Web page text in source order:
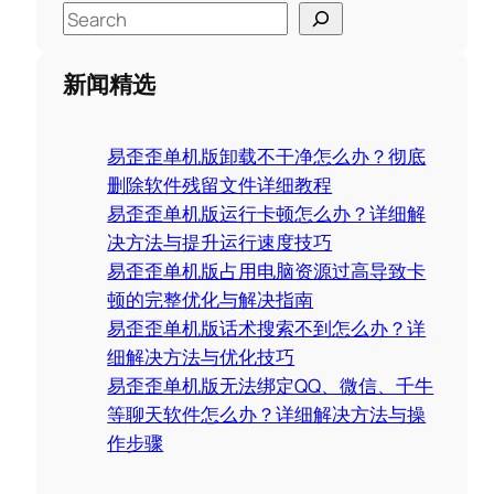
S
e
a
r
新闻精选
易歪歪单机版卸载不干净怎么办？彻底
删除软件残留文件详细教程
易歪歪单机版运行卡顿怎么办？详细解
决方法与提升运行速度技巧
易歪歪单机版占用电脑资源过高导致卡
顿的完整优化与解决指南
易歪歪单机版话术搜索不到怎么办？详
细解决方法与优化技巧
易歪歪单机版无法绑定QQ、微信、千牛
等聊天软件怎么办？详细解决方法与操
作步骤